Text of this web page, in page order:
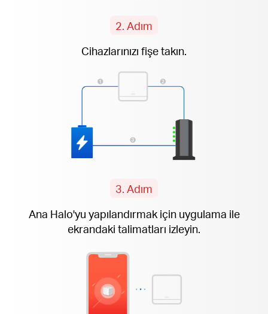
2. Adım
Cihazlarınızı fişe takın.
3. Adım
Ana Halo'yu yapılandırmak için uygulama ile
ekrandaki talimatları izleyin.